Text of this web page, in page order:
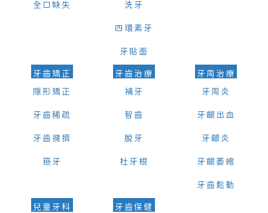
全口缺失 洗牙
四環素牙
牙貼面
牙齒矯正
隱形矯正
牙齒稀疏
牙齒擁擠
箍牙
牙齒治療
補牙
智齒
脫牙
杜牙根
牙周治療
牙周炎
牙齦出血
牙齦炎
牙齦萎縮
牙齒鬆動
兒童牙科
牙齒保健